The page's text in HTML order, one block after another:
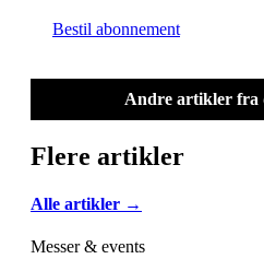
Bestil abonnement
Andre artikler fra
Flere artikler
Alle artikler →
Messer & events